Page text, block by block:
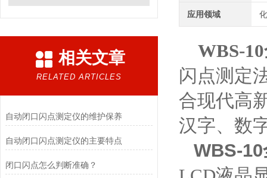
相关文章
RELATED ARTICLES
自动闭口闪点测定仪的维护保养
自动闭口闪点测定仪的主要特点
闭口闪点怎么判断准确？
应用领域
WBS-10
闪点测定
合现代高
汉字、数
WBS-10